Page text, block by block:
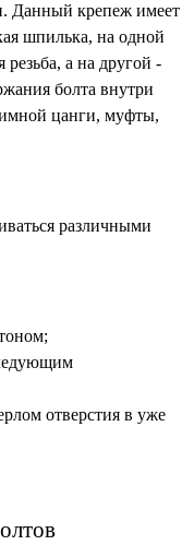
Данный крепеж имеет
шпилька, на одной
резьба, а на другой -
болта внутри
цанги, муфты,
различными
отверстия в уже